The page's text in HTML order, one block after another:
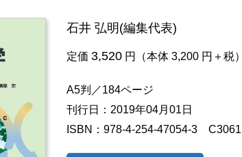
石井 弘明 (編集代表)
定価 3,520 円（本体 3,200 円＋税）
A5判／184ページ
刊行日：2019年04月01日
ISBN：978-4-254-47054-3 C3061